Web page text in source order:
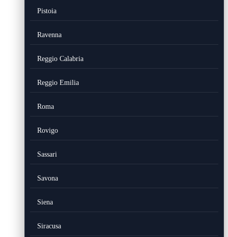
Pistoia
Ravenna
Reggio Calabria
Reggio Emilia
Roma
Rovigo
Sassari
Savona
Siena
Siracusa